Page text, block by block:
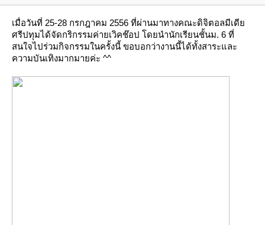
เมื่อวันที่ 25-28 กรกฎาคม 2556 ที่ผ่านมาทางคณะดิจิตอลมีเดี
ศรีปทุมได้จัดกริกรรมค่ายเวิคช๊อป โดยนำนักเรียนชั้นม. 6 ที่
สนใจไปร่วมกิจกรรมในครั้งนี้ ขอบอกว่างานนี้ได้ทั้งสาระและ
ความบันเทิงมากมายค่ะ ^^